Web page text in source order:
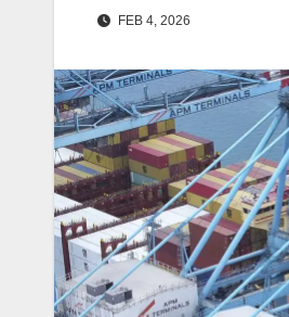
FEB 4, 2026